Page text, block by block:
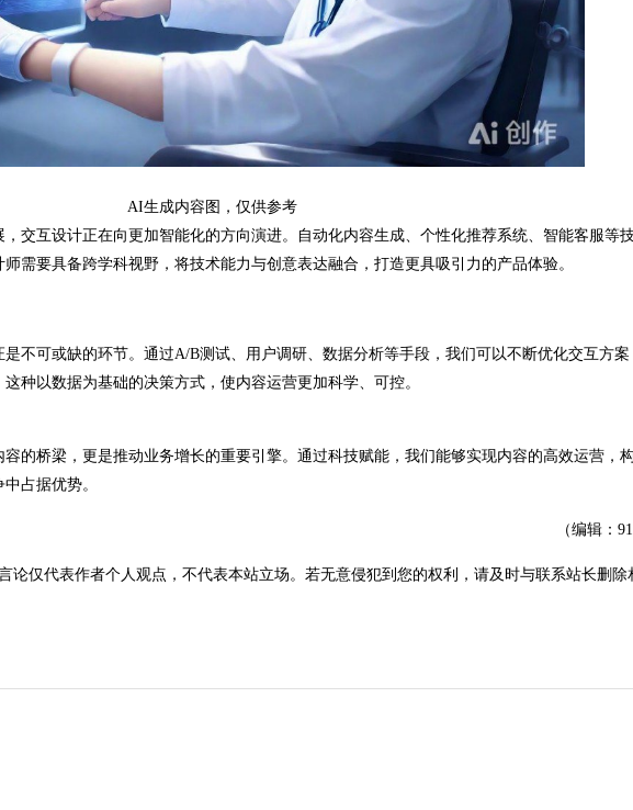
AI生成内容图，仅供参考
互设计正在向更加智能化的方向演进。自动化内容生成、个性化推荐系统、智能客服等
需要具备跨学科视野，将技术能力与创意表达融合，打造更具吸引力的产品体验。
可或缺的环节。通过A/B测试、用户调研、数据分析等手段，我们可以不断优化交互方案
种以数据为基础的决策方式，使内容运营更加科学、可控。
桥梁，更是推动业务增长的重要引擎。通过科技赋能，我们能够实现内容的高效运营，
占据优势。
（编辑：
论仅代表作者个人观点，不代表本站立场。若无意侵犯到您的权利，请及时与联系站长删